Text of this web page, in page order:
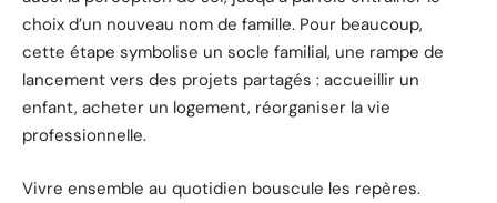
choix d’un nouveau nom de famille. Pour beaucoup,
cette étape symbolise un socle familial, une rampe de
lancement vers des projets partagés : accueillir un
enfant, acheter un logement, réorganiser la vie
professionnelle.
Vivre ensemble au quotidien bouscule les repères.